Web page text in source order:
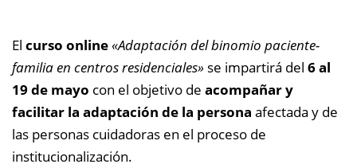
El curso online«Adaptación del binomio paciente-
familia en centros residenciales» se impartirá del 6 al
19 de mayo con el objetivo de acompañar y
facilitar la adaptación de la persona afectada y de
las personas cuidadoras en el proceso de
institucionalización.